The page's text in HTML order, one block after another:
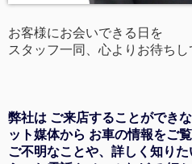
お客様にお会いできる日を
スタッフ一同、心よりお待ちし
弊社は ご来店することができ
ット媒体から お車の情報をご
ご不明なことや、詳しく知り